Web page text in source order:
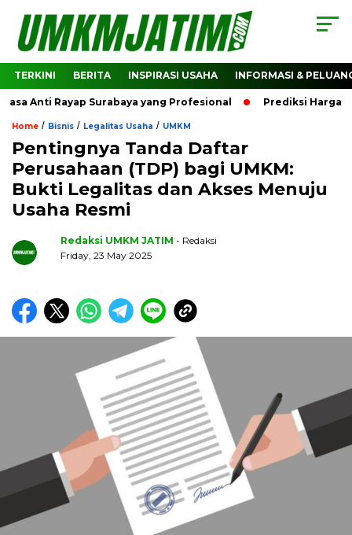
TERKINI BERITA INSPIRASI USAHA INFORMASI &
Anti Rayap Surabaya yang Profesional Prediksi Harga
Home / Bisnis / Legalitas Usaha / UMKM
Pentingnya Tanda Daftar
Perusahaan (TDP) bagi UMKM:
Bukti Legalitas dan Akses Menuju
Usaha Resmi
Redaksi UMKM JATIM - Redaksi
Friday, 23 May 2025